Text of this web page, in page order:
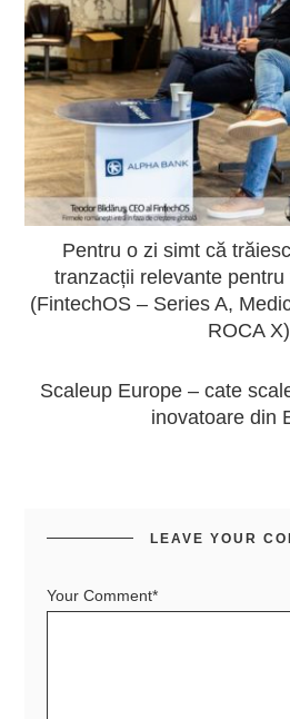
Pentru o zi simt că
tranzacții relevante
(FintechOS – Series A,
ROCA X)
Scaleup Europe – cate
inovatoare din
LEAVE YOUR
Your Comment*